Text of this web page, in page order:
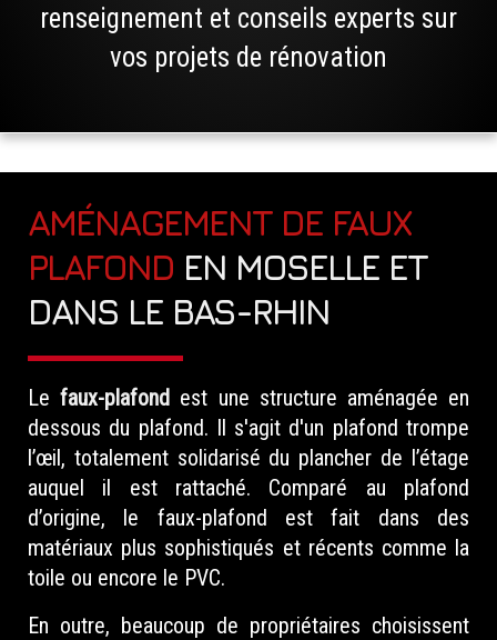
renseignement et conseils experts sur
vos projets de rénovation
AMÉNAGEMENT DE FAUX
PLAFOND EN MOSELLE ET
DANS LE BAS-RHIN
Lefaux-plafond est une structure aménagée en
dessous du plafond. Il s'agit d'un plafond trompe
l’œil, totalement solidarisé du plancher de l’étage
auquel il est rattaché. Comparé au plafond
d’origine, le faux-plafond est fait dans des
matériaux plus sophistiqués et récents comme la
toile ou encore le PVC.
En outre, beaucoup de propriétaires choisissent